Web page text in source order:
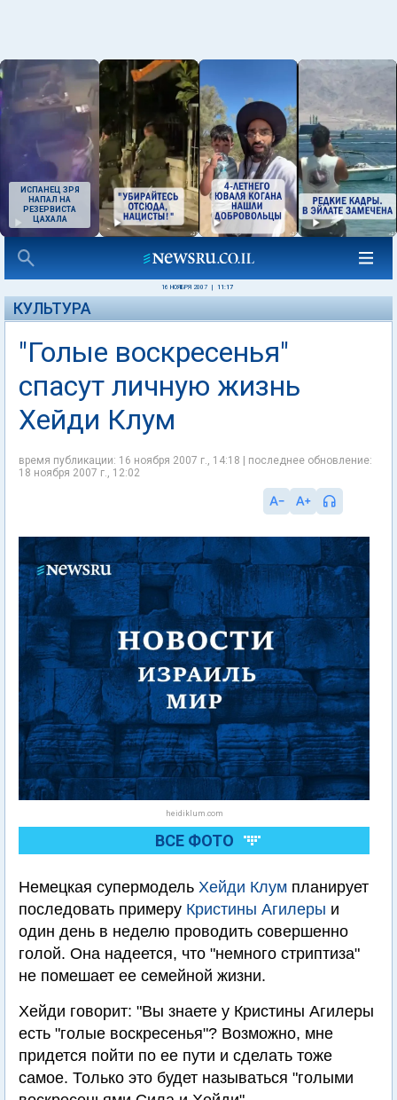
ИСПАНЕЦ ЗРЯ
НАПАЛ НА
РЕЗЕРВИСТА
ЦАХАЛА
16 НОЯБРЯ 2007 11:17
КУЛЬТУРА
"Голые воскресенья"
спасут личную жизнь
Хейди Клум
время публикации: 16 ноября 2007 г., 14:18 | последнее обновление:
18 ноября 2007 г., 12:02
heidiklum.com
ВСЕ ФОТО
Немецкая супермодель Хейди Клум планирует
последовать примеру Кристины Агилеры и
один день в неделю проводить совершенно
голой. Она надеется, что "немного стриптиза"
не помешает ее семейной жизни.
Хейди говорит: "Вы знаете у Кристины Агилеры
есть "голые воскресенья"? Возможно, мне
придется пойти по ее пути и сделать тоже
самое. Только это будет называться "голыми